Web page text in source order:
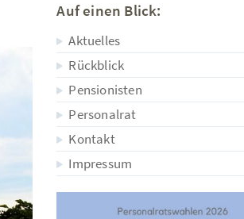
Auf einen Blick:
Aktuelles
Rückblick
Pensionisten
Personalrat
Kontakt
Impressum